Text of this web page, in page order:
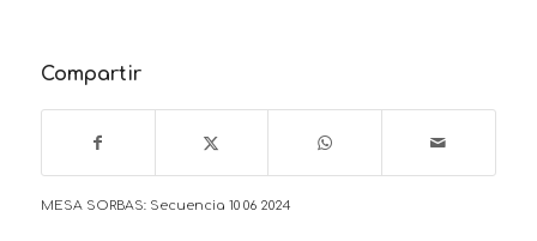
Compartir
MESA SORBAS: Secuencia 10 06 2024